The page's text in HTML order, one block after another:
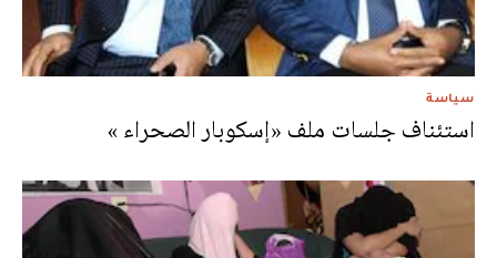
سياسة
استئناف جلسات ملف «إسكوبار الصحراء »